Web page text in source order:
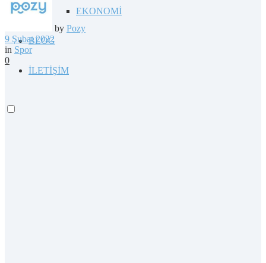
EKONOMİ
BLOG
İLETİŞİM
by Pozy
9 Şubat 2022
in Spor
0